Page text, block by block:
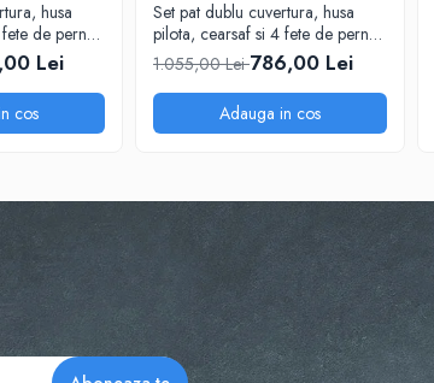
pe tot parcursul nopții.
densitate mare.
și antialergică.
husa
de perna,
Jacquard,
Lei
cos
Set pat dublu cuvertura, husa
pilota, cearsaf si 4 fete de perna,
bumbac satinat tesatura Jacquard,
TAC Bellamy
1.055,00 Lei786,00 Lei
Adauga in cos